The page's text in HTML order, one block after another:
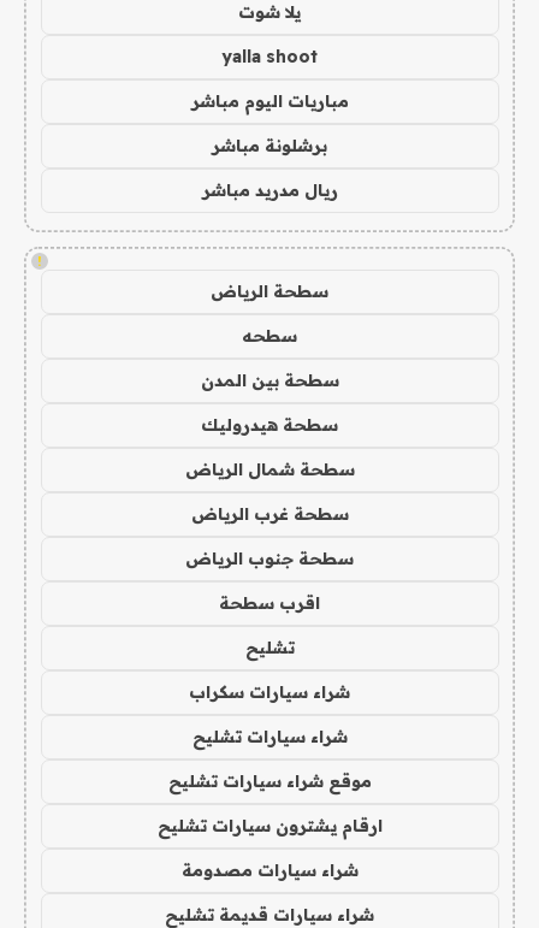
يلا شوت
yalla shoot
مباريات اليوم مباشر
برشلونة مباشر
ريال مدريد مباشر
!
سطحة الرياض
سطحه
سطحة بين المدن
سطحة هيدروليك
سطحة شمال الرياض
سطحة غرب الرياض
سطحة جنوب الرياض
اقرب سطحة
تشليح
شراء سيارات سكراب
شراء سيارات تشليح
موقع شراء سيارات تشليح
ارقام يشترون سيارات تشليح
شراء سيارات مصدومة
شراء سيارات قديمة تشليح